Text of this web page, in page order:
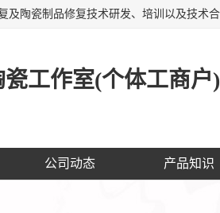
工作室(个体工商户)
公司动态 产品知识